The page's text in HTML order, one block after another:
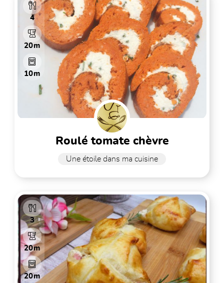
4
20m
10m
roulé tomate chèvre
Une étoile dans ma cuisine
3
20m
20m